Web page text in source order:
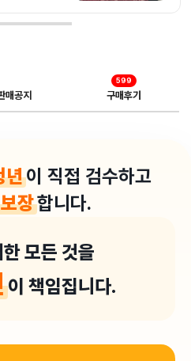
매공지 구매후기
599
년이 직접 검수하고
장합니다.
모든 것을
이 책임집니다.